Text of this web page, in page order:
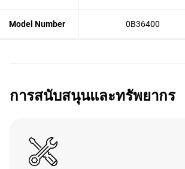
Model Number 0B36400
การสนับสนุนและทรัพยากร